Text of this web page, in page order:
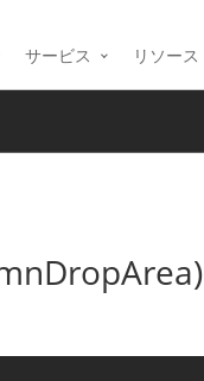
サービス リソース